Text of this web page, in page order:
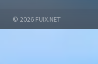
© 2026 FUIX.NET